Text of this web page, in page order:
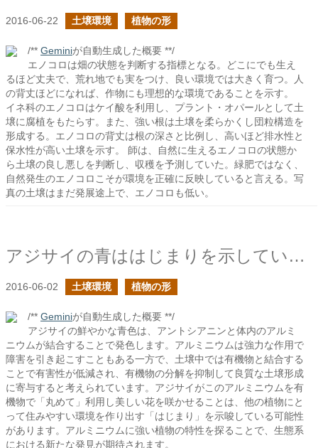
2016-06-22 土壌環境 植物の形
/** Geminiが自動生成した概要 **/
エノコロは畑の状態を判断する指標となる。どこにでも生え
るほど丈夫で、荒れ地でも実をつけ、良い環境では大きく育つ。人
の背丈ほどになれば、作物にも理想的な環境であることを示す。
イネ科のエノコロはケイ酸を利用し、プラント・オパールとして土
壌に腐植をもたらす。また、強い根は土壌を柔らかくし団粒構造を
形成する。エノコロの背丈は根の深さと比例し、高いほど排水性と
保水性が高い土壌を示す。 師は、自然に生えるエノコロの状態か
ら土壌の良し悪しを判断し、収穫を予測していた。緑肥ではなく、
自然発生のエノコロこそが環境を正確に反映していると言える。写
真の土壌はまだ発展途上で、エノコロも低い。
アジサイの青ははじまりを示しているのか？
2016-06-02 土壌環境 植物の形
/** Geminiが自動生成した概要 **/
アジサイの鮮やかな青色は、アントシアニンと体内のアルミ
ニウムが結合することで発色します。アルミニウムは強力な作用で
障害を引き起こすこともある一方で、土壌中では有機物と結合する
ことで有害性が低減され、有機物の分解を抑制して良質な土壌形成
に寄与すると考えられています。アジサイがこのアルミニウムを有
機物で「丸めて」利用し美しい花を咲かせることは、他の植物にと
って住みやすい環境を作り出す「はじまり」を示唆している可能性
があります。アルミニウムに強い植物の特性を探ることで、生態系
における新たな発見が期待されます。